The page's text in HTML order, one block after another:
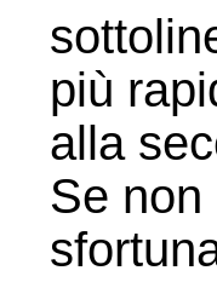
più
alla
Se